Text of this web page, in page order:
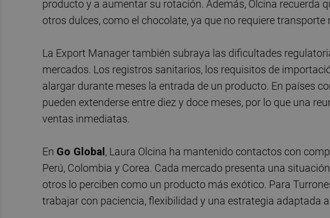
producto y a aumentar su rotación. Además, Olcina recuerda
otros dulces, como el chocolate, ya que no requiere
La Export Manager también subraya las dificultades
mercados. Los registros sanitarios, los requisitos de
alargar durante meses la entrada de un producto. En países
pueden extenderse entre diez y doce meses, por lo que una
ventas inmediatas.
En Go Global, Laura Olcina ha mantenido contactos con
Perú, Colombia y Corea. Cada mercado presenta una
otros lo perciben como un producto más exótico. Para
trabajar con paciencia, flexibilidad y una estrategia adaptada